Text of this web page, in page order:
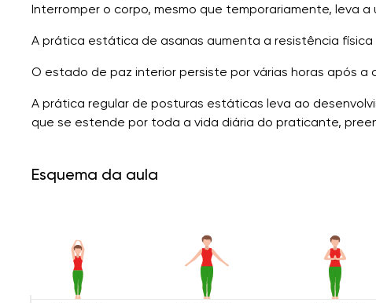
Interromper o corpo, mesmo que temporariamente, leva a
A prática estática de asanas aumenta a resistência física
O estado de paz interior persiste por várias horas após a
A prática regular de posturas estáticas leva ao
que se estende por toda a vida diária do praticante,
Esquema da aula